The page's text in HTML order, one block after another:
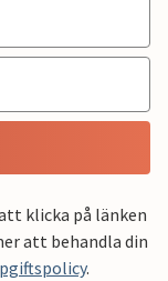
klicka på länken
att behandla din
.